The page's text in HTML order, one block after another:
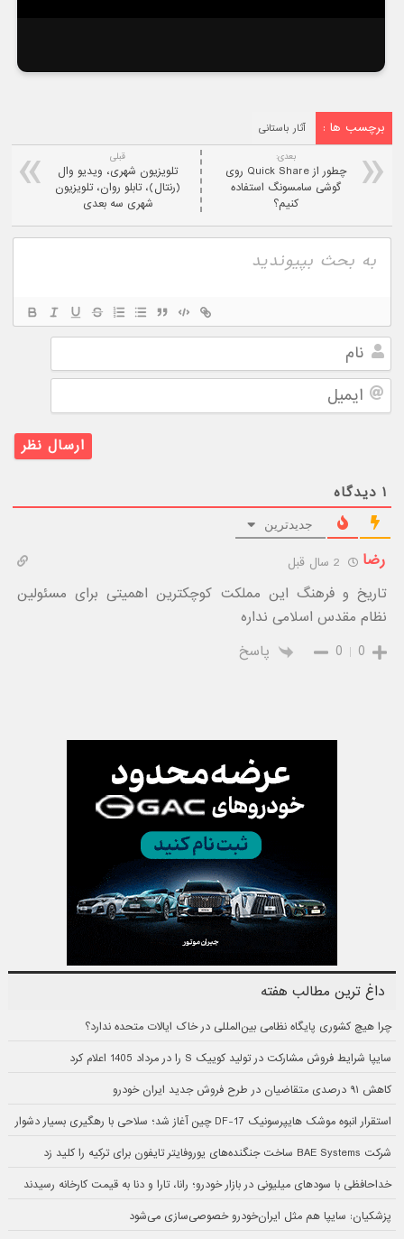
برچسب ها : آثار باستانی
قبلی
تلویزیون شهری، ویدیو وال
(رنتال)، تابلو روان، تلویزیون
شهری سه بعدی
بعدی:
چطور از Quick Share روی
گوشی سامسونگ استفاده
کنیم؟
نام
۱ دیدگاه
جدیدترین
رضا
تاریخ و فرهنگ این مملکت کوچکترین اهمیتی برای مسئولین
نظام مقدس اسلامی نداره
0
0 پاسخ
داغ ترین مطالب هفته
چرا هیچ کشوری پایگاه نظامی بین‌المللی در خاک ایالات متحده ندارد؟
سایپا شرایط فروش مشارکت در تولید کوییک S را در مرداد 1405 اعلام کرد
کاهش ۹۱ درصدی متقاضیان در طرح فروش جدید ایران خودرو
استقرار انبوه موشک هایپرسونیک DF-17 چین آغاز شد؛ سلاحی با رهگیری بسیار دشوار
شرکت BAE Systems ساخت جنگنده‌های یوروفایتر تایفون برای ترکیه را کلید زد
خداحافظی با سودهای میلیونی در بازار خودرو؛ رانا، تارا و دنا به قیمت کارخانه رسیدند
پزشکیان: سایپا هم مثل ایران‌خودرو خصوصی‌سازی می‌شود